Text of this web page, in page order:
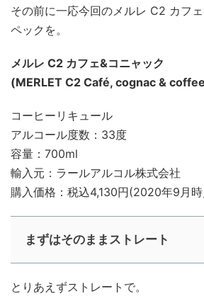
その前に一応今回のメルレ C2 カフ
ペックを。
メルレ C2 カフェ&コニャック
(MERLET C2 Café, cognac &
コーヒーリキュール
アルコール度数：33度
容量：700ml
輸入元：ラールアルコル株式会社
購入価格：税込4,130円(2020年9月時
まずはそのままストレート
とりあえずストレートで。